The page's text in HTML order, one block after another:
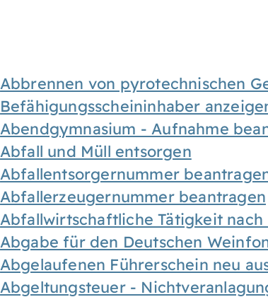
Abbrennen von pyrotechnischen
Befähigungsscheininhaber
Abendgymnasium - Aufnahme
Abfall und Müll entsorgen
Abfallentsorgernummer
Abfallerzeugernummer beantragen
Abfallwirtschaftliche Tätigkeit
Abgabe für den Deutschen
Abgelaufenen Führerschein neu
Abgeltungsteuer -